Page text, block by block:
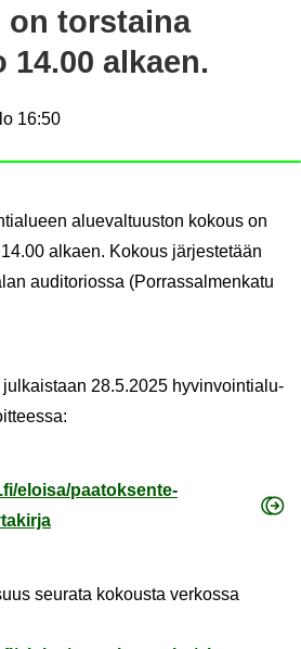
tors­tai­na
14.00 al­kaen.
16:50
alue­val­tuus­ton ko­kous on
al­kaen. Ko­kous jär­jes­te­tään
au­di­to­rios­sa (Por­ras­sal­men­ka­tu
jul­kais­taan 28.5.2025 hy­vin­voin­tia­lu­
eloi­sa/paa­tok­sen­te­
seu­ra­ta ko­kous­ta ver­kos­sa